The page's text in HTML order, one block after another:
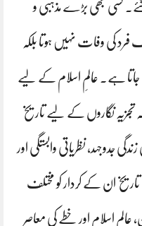
کسی بھی بڑے مذہبی و
فرد کی وفات نہیں ہوتا بلکہ
ہے۔ عالمِ اسلام کے لیے
تجزیہ نگاروں کے لیے تاریخ
جدوجہد، نظریاتی وابستگی اور
ان کے کردار کو مختلف
عالمِ اسلام اور خطے کی معاصر